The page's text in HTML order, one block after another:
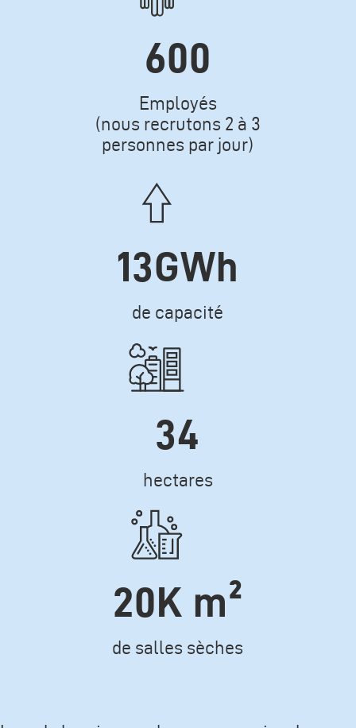
600
Employés
(nous recrutons 2 à 3
personnes par jour)
13GWh
de capacité
Icone
34
hectares
Icone
20K m²
de salles sèches